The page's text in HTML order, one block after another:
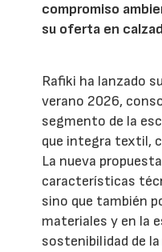
compromiso
su oferta en
Rafiki ha lanzado
verano 2026,
segmento de la
que integra textil,
La nueva
características
sino que también
materiales y en la
sostenibilidad de